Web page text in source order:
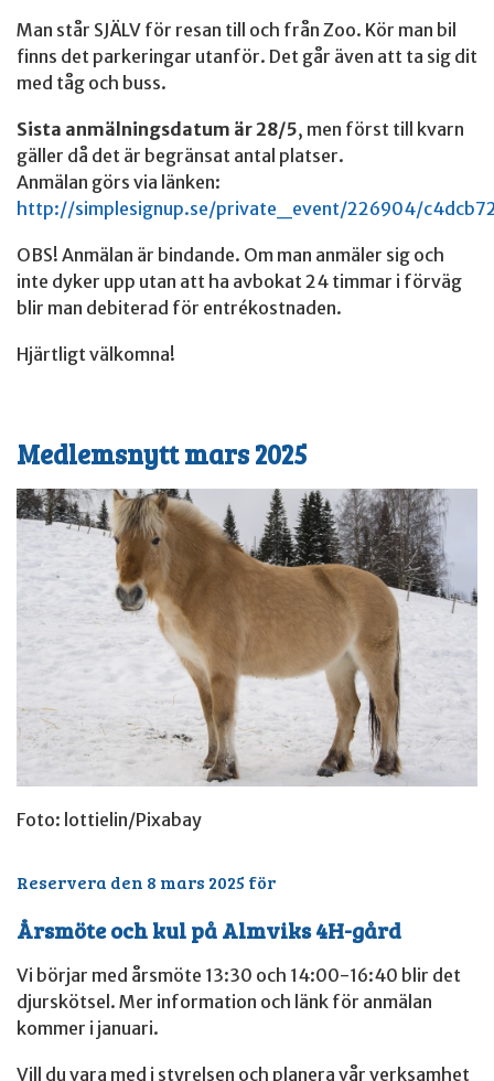
Man står SJÄLV för resan till och från Zoo. Kör man bil
finns det parkeringar utanför. Det går även att ta sig dit
med tåg och buss.
Sista anmälningsdatum är 28/5, men först till kvarn
gäller då det är begränsat antal platser.
Anmälan görs via länken:
http://simplesignup.se/private_event/226904/
OBS! Anmälan är bindande. Om man anmäler sig och
inte dyker upp utan att ha avbokat 24 timmar i förväg
blir man debiterad för entrékostnaden.
Hjärtligt välkomna!
Medlemsnytt mars 2025
Foto: lottielin/Pixabay
Reservera den 8 mars 2025 för
Årsmöte och kul på Almviks 4H-gård
Vi börjar med årsmöte 13:30 och 14:00-16:40 blir det
djurskötsel. Mer information och länk för anmälan
kommer i januari.
Vill du vara med i styrelsen och planera vår verksamhet